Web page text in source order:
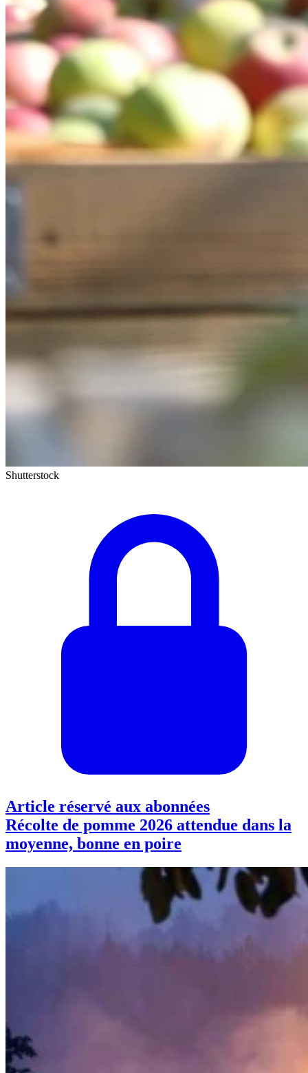
Shutterstock
Article réservé aux abonnées
Récolte de pomme 2026 attendue dans la
moyenne, bonne en poire